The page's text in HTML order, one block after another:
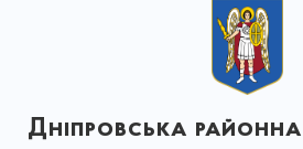
Дніпровська районна